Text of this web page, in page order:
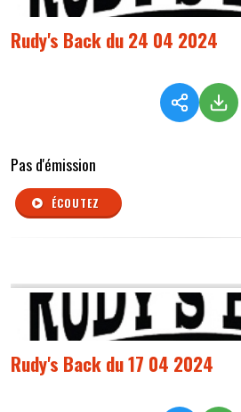
Rudy's Back du 24 04 2024
Pas d'émission
ÉCOUTEZ
Rudy's Back du 17 04 2024